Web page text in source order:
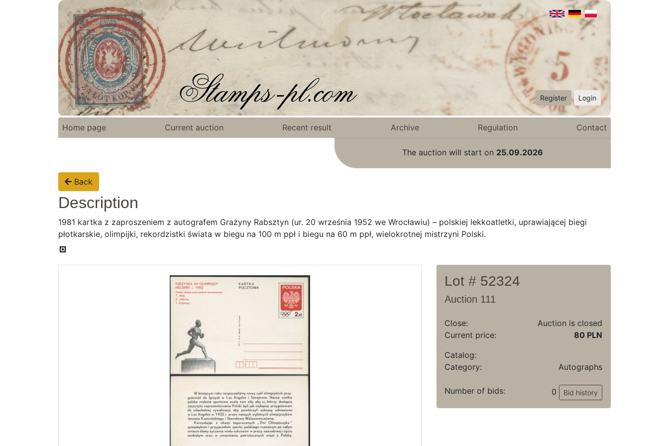
Register Login
Home page Current auction Recent result Archive Regulation Contact
The auction will start on 25.09.2026
Back
Description
1981 kartka z zaproszeniem z autografem Grażyny Rabsztyn (ur. 20 września 1952 we Wrocławiu) – polskiej lekkoatletki, uprawiającej biegi
płotkarskie, olimpijki, rekordzistki świata w biegu na 100 m ppł i biegu na 60 m ppł, wielokrotnej mistrzyni Polski.
Lot # 52324
Auction 111
Close:
Auction is closed
Current price:
80 PLN
Catalog:
Category:
Autographs
Number of bids: 0 Bid history